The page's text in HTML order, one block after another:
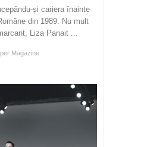
și cariera înainte
din 1989. Nu mult
Liza Panait ...
Magazine